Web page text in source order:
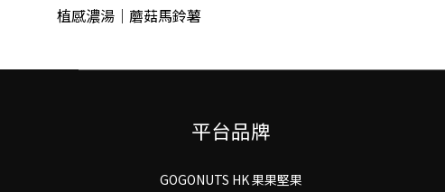
植感濃湯｜蘑菇馬鈴薯
平台品牌
GOGONUTS HK 果果堅果